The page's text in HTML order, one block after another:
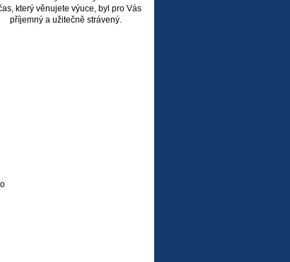
který věnujete výuce, byl pro Vás
příjemný a užitečně strávený.